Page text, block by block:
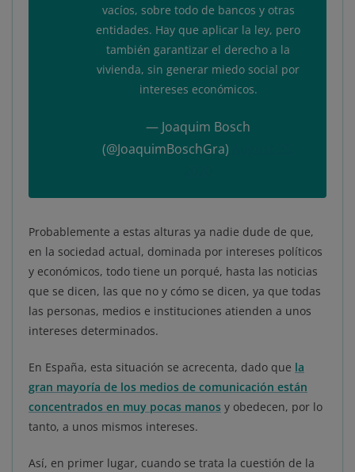
vacíos, sobre todo de bancos y otras
entidades. Hay que aplicar la ley, pero
también garantizar el derecho a la
vivienda, sin generar miedo social por
intereses económicos.
— Joaquim Bosch
(@JoaquimBoschGra)
Probablemente a estas alturas ya nadie dude de que,
en la sociedad actual, dominada por intereses políticos
y económicos, todo tiene un porqué, hasta las noticias
que se dicen, las que no y cómo se dicen, ya que todas
las personas, medios e instituciones atienden a unos
intereses determinados.
En España, esta situación se acrecenta, dado que la
gran mayoría de los medios de comunicación están
concentrados en muy pocas manos y obedecen, por lo
tanto, a unos mismos intereses.
Así, en primer lugar, cuando se trata la cuestión de la